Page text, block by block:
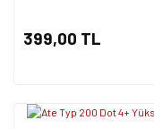
399,00 TL